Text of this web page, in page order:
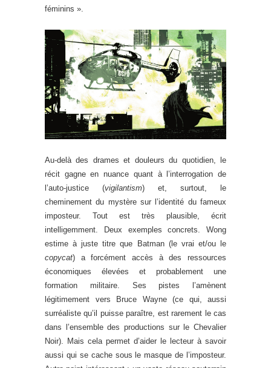
féminins ».
Au-delà des drames et douleurs du quotidien, le
récit gagne en nuance quant à l’interrogation de
l’auto-justice (vigilantism) et, surtout, le
cheminement du mystère sur l’identité du fameux
imposteur. Tout est très plausible, écrit
intelligemment. Deux exemples concrets. Wong
estime à juste titre que Batman (le vrai et/ou le
copycat) a forcément accès à des ressources
économiques élevées et probablement une
formation militaire. Ses pistes l’amènent
légitimement vers Bruce Wayne (ce qui, aussi
surréaliste qu’il puisse paraître, est rarement le cas
dans l’ensemble des productions sur le Chevalier
Noir). Mais cela permet d’aider le lecteur à savoir
aussi qui se cache sous le masque de l’imposteur.